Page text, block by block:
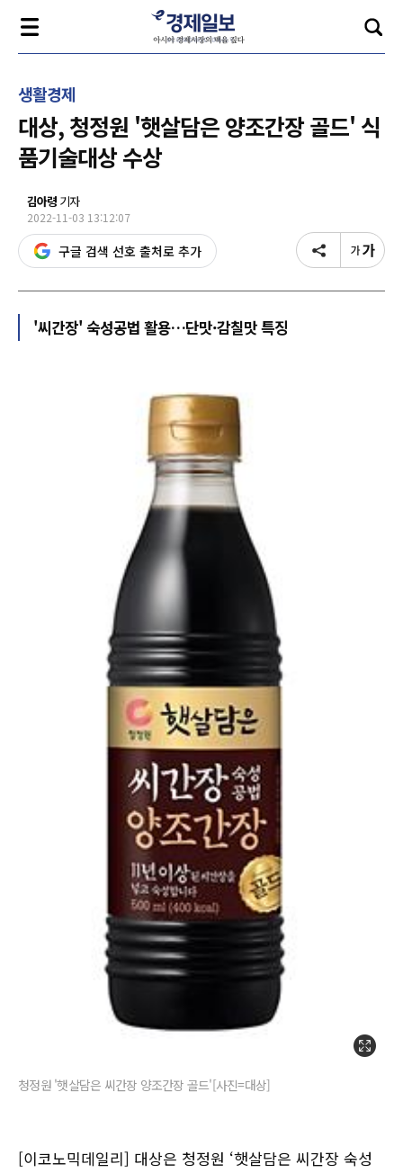
생활경제
대상, 청정원 '햇살담은 양조간장 골드' 식
품기술대상 수상
김아령 기자
2022-11-03 13:12:07
구글 검색 선호 출처로 추가
'씨간장' 숙성공법 활용…단맛·감칠맛 특징
청정원 '햇살담은 씨간장 양조간장 골드'[사진=대상]
[이코노믹데일리] 대상은 청정원 ‘햇살담은 씨간장 숙성